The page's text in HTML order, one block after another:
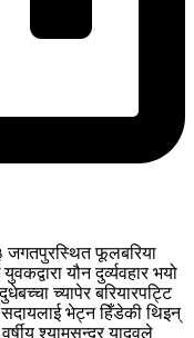
जगतपुरस्थित फूलबरिया
यौन दुर्व्यवहार भयो
च्यापेर बरियारपट्टि
सदायलाई भेट्न हिँडेकी थिइन्
श्यामसुन्दर यादवले